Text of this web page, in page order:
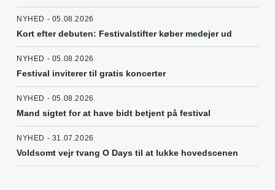
NYHED - 05.08.2026
Kort efter debuten: Festivalstifter køber medejer ud
NYHED - 05.08.2026
Festival inviterer til gratis koncerter
NYHED - 05.08.2026
Mand sigtet for at have bidt betjent på festival
NYHED - 31.07.2026
Voldsomt vejr tvang O Days til at lukke hovedscenen